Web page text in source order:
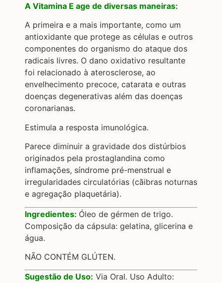
A Vitamina E age de diversas maneiras:
A primeira e a mais importante, como um
antioxidante que protege as células e outros
componentes do organismo do ataque dos
radicais livres. O dano oxidativo resultante
foi relacionado à aterosclerose, ao
envelhecimento precoce, catarata e outras
doenças degenerativas além das doenças
coronarianas.
Estimula a resposta imunológica.
Parece diminuir a gravidade dos distúrbios
originados pela prostaglandina como
inflamações, síndrome pré-menstrual e
irregularidades circulatórias (cãibras noturnas
e agregação plaquetária).
Ingredientes: Óleo de gérmen de trigo.
Composição da cápsula: gelatina, glicerina e
água.
NÃO CONTÉM GLÚTEN.
Sugestão de Uso: Via Oral. Uso Adulto: